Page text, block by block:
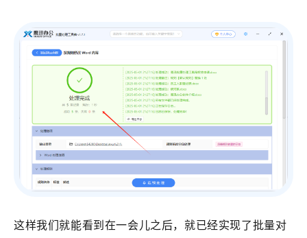
这样我们就能看到在一会儿之后，就已经实现了批量对